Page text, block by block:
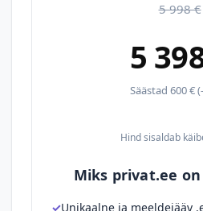
5 998 €
5
Säästad 600 €
Hind sisaldab
Miks privat.ee
Unikaalne ja meeldejääv